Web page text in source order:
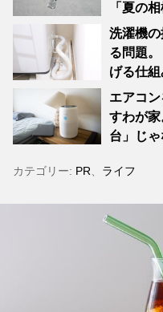
「夏の
洗濯機
る問題
げる仕
エアコ
すわが
台」じ
カテゴリー: PR、 ライフ